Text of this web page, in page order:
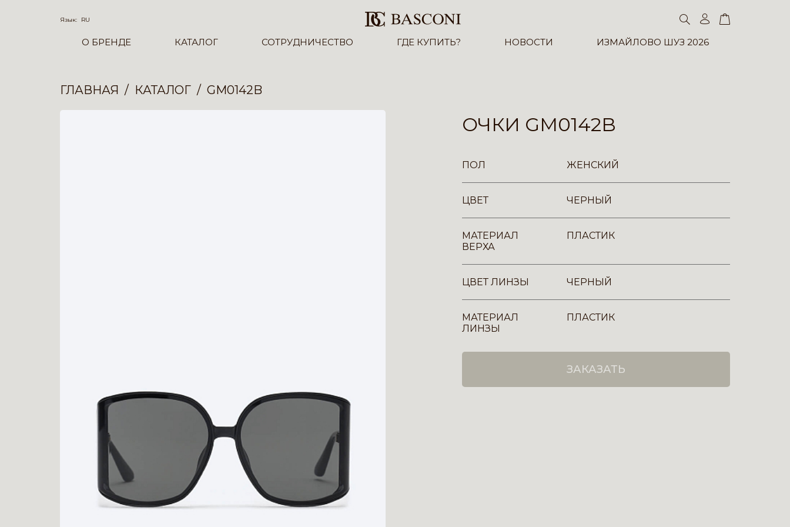
Язык: RU
О БРЕНДЕ КАТАЛОГ СОТРУДНИЧЕСТВО ГДЕ КУПИТЬ? НОВОСТИ ИЗМАЙЛОВО ШУЗ 2026
ГЛАВНАЯ КАТАЛОГ GM0142B
ОЧКИ GM0142B
ПОЛ ЖЕНСКИЙ
ЦВЕТ ЧЕРНЫЙ
МАТЕРИАЛ
ВЕРХА
ПЛАСТИК
ЦВЕТ ЛИНЗЫ ЧЕРНЫЙ
МАТЕРИАЛ
ЛИНЗЫ
ПЛАСТИК
ЗАКАЗАТЬ